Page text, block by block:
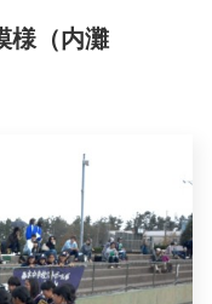
様（内灘